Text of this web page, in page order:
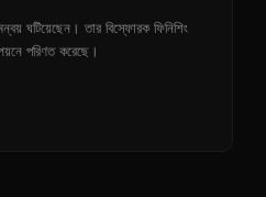
ঘটিয়েছেন। তার বিস্ফোরক ফিনিশিং
পরিণত করেছে।